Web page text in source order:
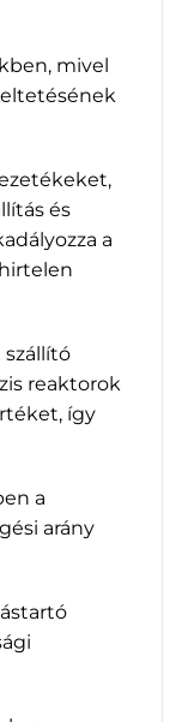
mivel
és
a
reaktorok
így
a
arány